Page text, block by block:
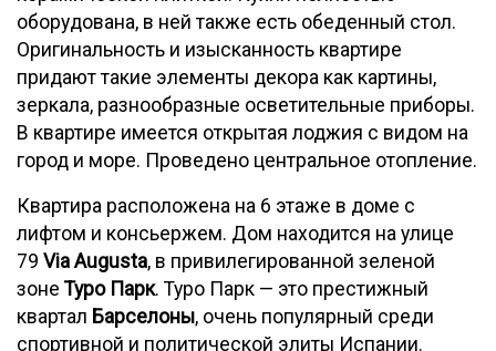
оборудована, в ней также есть обеденный стол.
Оригинальность и изысканность квартире
придают такие элементы декора как картины,
зеркала, разнообразные осветительные приборы.
В квартире имеется открытая лоджия с видом на
город и море. Проведено центральное отопление.
Квартира расположена на 6 этаже в доме с
лифтом и консьержем. Дом находится на улице
79 Via Augusta, в привилегированной зеленой
зоне Туро Парк. Туро Парк — это престижный
квартал Барселоны, очень популярный среди
спортивной и политической элиты Испании.